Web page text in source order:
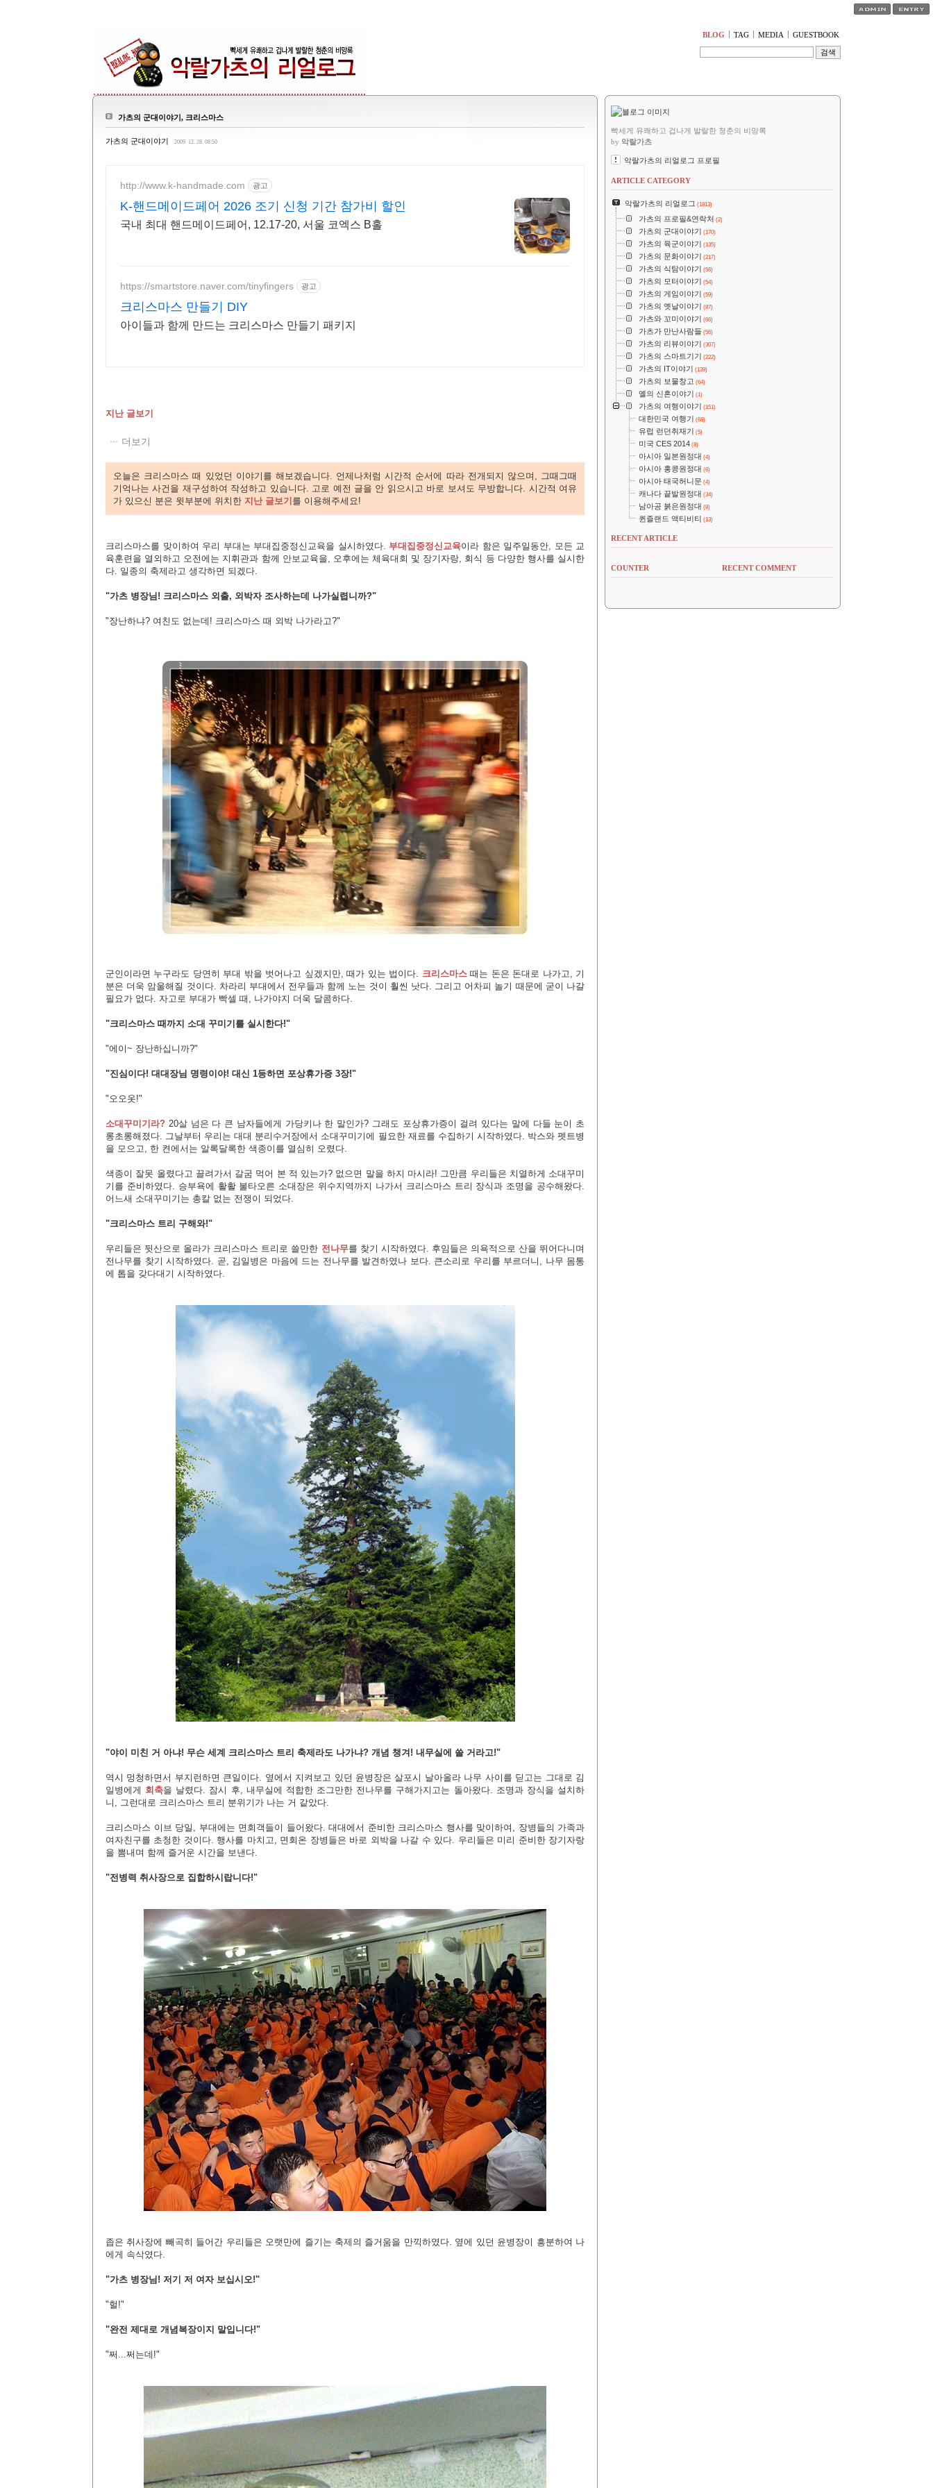
BLOG TAG MEDIA GUESTBOOK
가츠의 군대이야기, 크리스마스
가츠의 군대이야기 2009. 12. 28. 08:50
http://www.k-handmade.com 광고
K-핸드메이드페어 2026 조기 신청 기간 참가비 할인
국내 최대 핸드메이드페어, 12.17-20, 서울 코엑스 B홀
https://smartstore.naver.com/tinyfingers 광고
크리스마스 만들기 DIY
아이들과 함께 만드는 크리스마스 만들기 패키지
지난 글보기
더보기
오늘은 크리스마스 때 있었던 이야기를 해보겠습니다. 언제나처럼 시간적 순서에 따라 전개되지 않으며, 그때그때
기억나는 사건을 재구성하여 작성하고 있습니다. 고로 예전 글을 안 읽으시고 바로 보셔도 무방합니다. 시간적 여유
가 있으신 분은 윗부분에 위치한 지난 글보기 를 이용해주세요!
크리스마스를 맞이하여 우리 부대는 부대집중정신교육을 실시하였다. 부대집중정신교육이라 함은 일주일동안, 모든 교
육훈련을 열외하고 오전에는 지휘관과 함께 안보교육을, 오후에는 체육대회 및 장기자랑, 회식 등 다양한 행사를 실시한
다. 일종의 축제라고 생각하면 되겠다.
"가츠 병장님! 크리스마스 외출, 외박자 조사하는데 나가실렵니까?"
"장난하냐? 여친도 없는데! 크리스마스 때 외박 나가라고?"
군인이라면 누구라도 당연히 부대 밖을 벗어나고 싶겠지만, 때가 있는 법이다. 크리스마스때는 돈은 돈대로 나가고, 기
분은 더욱 암울해질 것이다. 차라리 부대에서 전우들과 함께 노는 것이 훨씬 낫다. 그리고 어차피 놀기 때문에 굳이 나갈
필요가 없다. 자고로 부대가 빡셀 때, 나가야지 더욱 달콤하다.
"크리스마스 때까지 소대 꾸미기를 실시한다!"
"에이~ 장난하십니까?"
"진심이다! 대대장님 명령이야! 대신 1등하면 포상휴가증 3장!"
"오오옷!"
소대꾸미기라? 20살 넘은 다 큰 남자들에게 가당키나 한 말인가? 그래도 포상휴가증이 걸려 있다는 말에 다들 눈이 초
롱초롱해졌다. 그날부터 우리는 대대 분리수거장에서 소대꾸미기에 필요한 재료를 수집하기 시작하였다. 박스와 펫트병
을 모으고, 한 켠에서는 알록달록한 색종이를 열심히 오렸다.
색종이 잘못 올렸다고 끌려가서 갈굼 먹어 본 적 있는가? 없으면 말을 하지 마시라! 그만큼 우리들은 치열하게 소대꾸미
기를 준비하였다. 승부욕에 활활 불타오른 소대장은 위수지역까지 나가서 크리스마스 트리 장식과 조명을 공수해왔다.
어느새 소대꾸미기는 총칼 없는 전쟁이 되었다.
"크리스마스 트리 구해와!"
우리들은 뒷산으로 올라가 크리스마스 트리로 쓸만한 전나무를 찾기 시작하였다. 후임들은 의욕적으로 산을 뛰어다니며
전나무를 찾기 시작하였다. 곧, 김일병은 마음에 드는 전나무를 발견하였나 보다. 큰소리로 우리를 부르더니, 나무 몸통
에 톱을 갖다대기 시작하였다.
"야이 미친 거 아냐! 무슨 세계 크리스마스 트리 축제라도 나가냐? 개념 챙겨! 내무실에 쓸 거라고!"
역시 멍청하면서 부지런하면 큰일이다. 옆에서 지켜보고 있던 윤병장은 살포시 날아올라 나무 사이를 딛고는 그대로 김
일병에게 회축을 날렸다. 잠시 후, 내무실에 적합한 조그만한 전나무를 구해가지고는 돌아왔다. 조명과 장식을 설치하
니, 그런대로 크리스마스 트리 분위기가 나는 거 같았다.
크리스마스 이브 당일, 부대에는 면회객들이 들어왔다. 대대에서 준비한 크리스마스 행사를 맞이하여, 장병들의 가족과
여자친구를 초청한 것이다. 행사를 마치고, 면회온 장병들은 바로 외박을 나갈 수 있다. 우리들은 미리 준비한 장기자랑
을 뽐내며 함께 즐거운 시간을 보낸다.
"전병력 취사장으로 집합하시랍니다!"
좁은 취사장에 빼곡히 들어간 우리들은 오랫만에 즐기는 축제의 즐거움을 만끽하였다. 옆에 있던 윤병장이 흥분하여 나
에게 속삭였다.
"가츠 병장님! 저기 저 여자 보십시오!"
"헐!"
"완전 제대로 개념복장이지 말입니다!"
"쩌...쩌는데!"
빡세게 유쾌하고 겁나게 발랄한 청춘의 비망록
by 악랄가츠
악랄가츠의 리얼로그 프로필
ARTICLE CATEGORY
악랄가츠의 리얼로그 (1813)
가츠의 프로필&연락처 (2)
가츠의 군대이야기 (170)
가츠의 육군이야기 (135)
가츠의 문화이야기 (217)
가츠의 식탐이야기 (56)
가츠의 모터이야기 (54)
가츠의 게임이야기 (59)
가츠의 옛날이야기 (87)
가츠와 꼬미이야기 (66)
가츠가 만난사람들 (56)
가츠의 리뷰이야기 (307)
가츠의 스마트기기 (222)
가츠의 IT이야기 (139)
가츠의 보물창고 (64)
옐의 신혼이야기 (1)
가츠의 여행이야기 (151)
대한민국 여행기 (68)
유럽 런던취재기 (5)
미국 CES 2014 (8)
아시아 일본원정대 (4)
아시아 홍콩원정대 (6)
아시아 태국허니문 (4)
캐나다 끝발원정대 (34)
남아공 붉은원정대 (8)
퀸즐랜드 액티비티 (13)
RECENT ARTICLE
COUNTER RECENT COMMENT
티스토리툴바